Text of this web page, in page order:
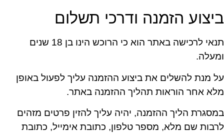
ביצוע הזמנה ודרכי תשלום
תנאי לרכישה באתר הוא כי הרוכש הינו בן 18 שנים
ומעלה.
על מנת להשלים את ביצוע ההזמנה עליך לפעול באופן
מלא אחר הוראות תהליך ההזמנה באתר.
במסגרת הליך ההזמנה, יהיה עליך להזין פרטים מזהים
לרבות שם מלא, מספר טלפון, כתובת אימייל, כתובת